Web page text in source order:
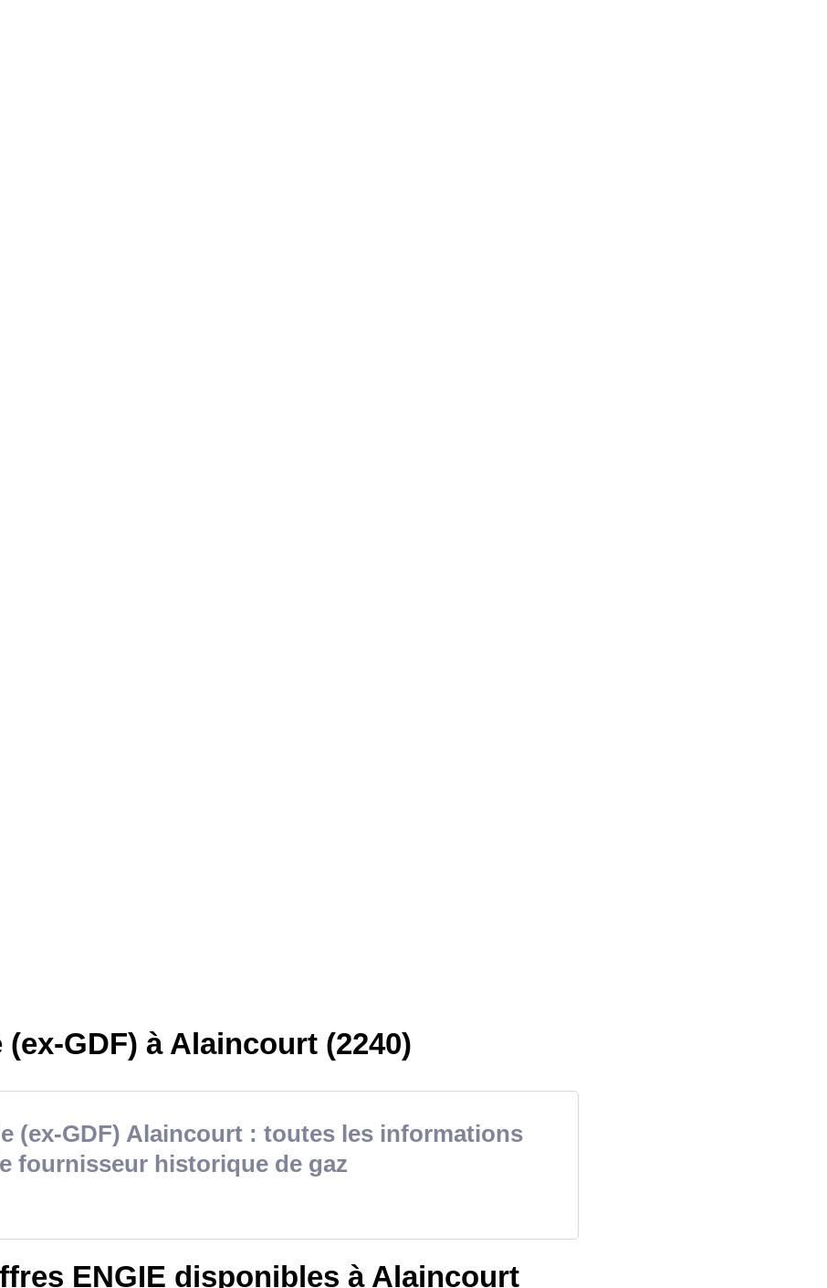
(ex-GDF) à Alaincourt (2240)
(ex-GDF) Alaincourt : toutes les informations
fournisseur historique de gaz
ENGIE disponibles à Alaincourt